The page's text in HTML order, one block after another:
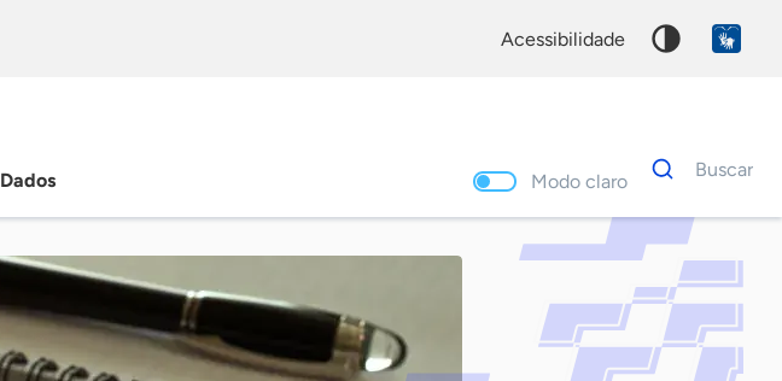
acessibilidade
Dados Modo claro
Dados
para
Buscar
Palavra
chave